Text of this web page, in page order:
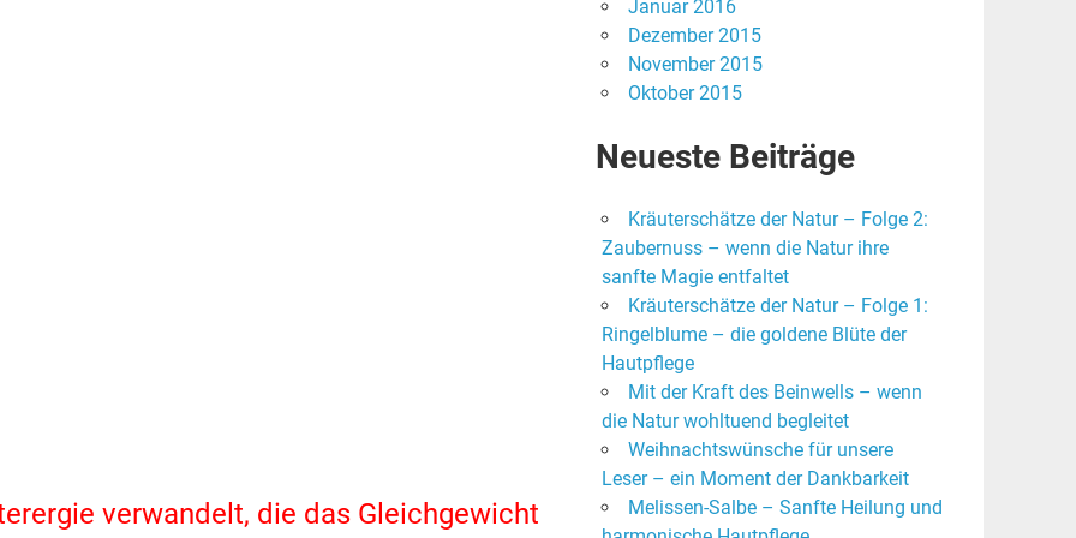
verwandelt, die das Gleichgewicht
Januar 2016
Dezember 2015
November 2015
Oktober 2015
Neueste Beiträge
Kräuterschätze der Natur – Folge 2:
Zaubernuss – wenn die Natur ihre
sanfte Magie entfaltet
Kräuterschätze der Natur – Folge 1:
Ringelblume – die goldene Blüte der
Hautpflege
Mit der Kraft des Beinwells – wenn
die Natur wohltuend begleitet
Weihnachtswünsche für unsere
Leser – ein Moment der Dankbarkeit
Melissen-Salbe – Sanfte Heilung und